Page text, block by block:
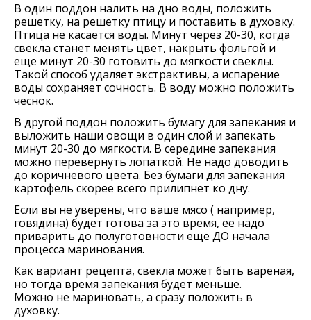
В один поддон налить на дно воды, положить
решетку, на решетку птицу и поставить в духовку.
Птица не касается воды. Минут через 20-30, когда
свекла станет менять цвет, накрыть фольгой и
еще минут 20-30 готовить до мягкости свеклы.
Такой способ удаляет экстрактивы, а испарение
воды сохраняет сочность. В воду можно положить
чеснок.
В другой поддон положить бумагу для запекания и
выложить наши овощи в один слой и запекать
минут 20-30 до мягкости. В середине запекания
можно перевернуть лопаткой. Не надо доводить
до коричневого цвета. Без бумаги для запекания
картофель скорее всего прилипнет ко дну.
Если вы не уверены, что ваше мясо ( например,
говядина) будет готова за это время, ее надо
приварить до полуготовности еще ДО начала
процесса маринования.
Как вариант рецепта, свекла может быть вареная,
но тогда время запекания будет меньше.
Можно не мариновать, а сразу положить в
духовку.